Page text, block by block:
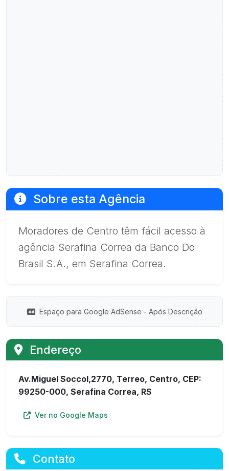
Sobre esta Agência
Moradores de Centro têm fácil acesso à
agência Serafina Correa da Banco Do
Brasil S.A., em Serafina Correa.
Espaço para Google AdSense - Após Descrição
Endereço
Av.Miguel Soccol,2770, Terreo, Centro, CEP:
99250-000, Serafina Correa, RS
Ver no Google Maps
Contato